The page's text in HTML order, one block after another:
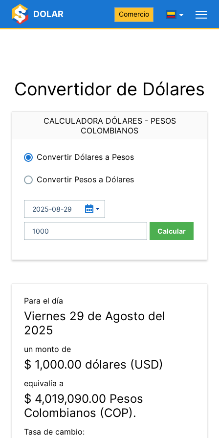
DOLAR Comercio
Convertidor de Dólares
CALCULADORA DÓLARES - PESOS
COLOMBIANOS
Convertir Dólares a Pesos
Convertir Pesos a Dólares
Calcular
Para el día
Viernes 29 de Agosto del
2025
un monto de
$ 1,000.00 dólares (USD)
equivalía a
$ 4,019,090.00 Pesos
Colombianos (COP).
Tasa de cambio: